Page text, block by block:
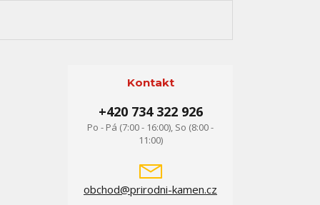
Kontakt
+420 734 322 926
Po - Pá (7:00 - 16:00), So (8:00 -
11:00)
obchod@prirodni-kamen.cz